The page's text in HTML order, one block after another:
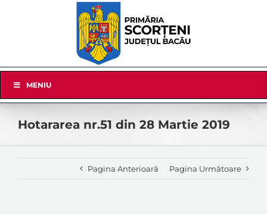
Navigation
MENIU
Hotararea nr.51 din 28 Martie 2019
Pagina Anterioară Pagina Următoare